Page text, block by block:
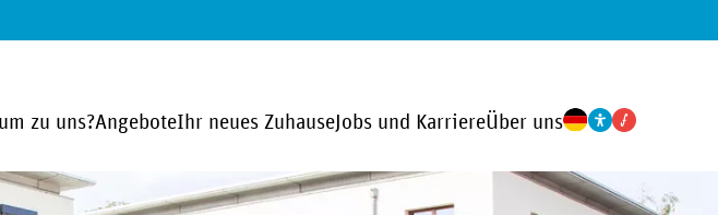
zu uns?AngeboteIhr neues Zuhause Jobs und KarriereÜber uns